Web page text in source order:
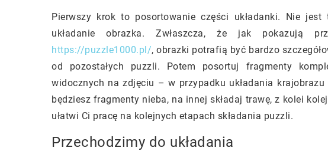
Pierwszy krok to posortowanie części układanki. Nie
układanie obrazka. Zwłaszcza, że jak pokazują
https://puzzle1000.pl/, obrazki potrafią być bardzo
od pozostałych puzzli. Potem posortuj fragmenty
widocznych na zdjęciu – w przypadku układania
będziesz fragmenty nieba, na innej składaj trawę, z kolei
ułatwi Ci pracę na kolejnych etapach składania puzzli.
Przechodzimy do układania